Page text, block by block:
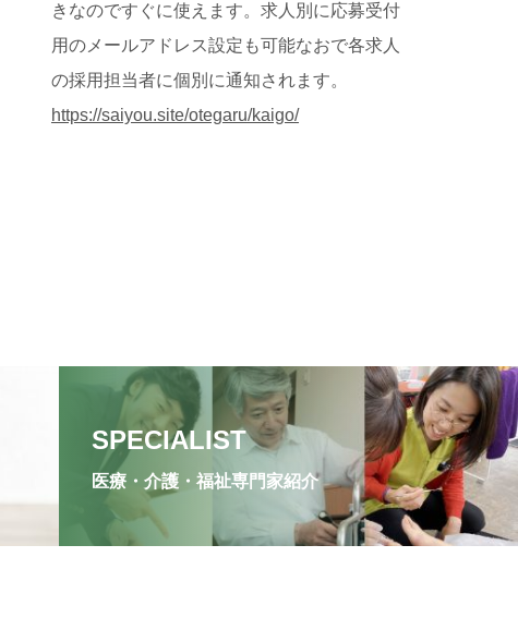
きなのですぐに使えます。求人別に応募受付
用のメールアドレス設定も可能なおで各求人
の採用担当者に個別に通知されます。
https://saiyou.site/otegaru/kaigo/
SPECIALIST
医療・介護・福祉専門家紹介